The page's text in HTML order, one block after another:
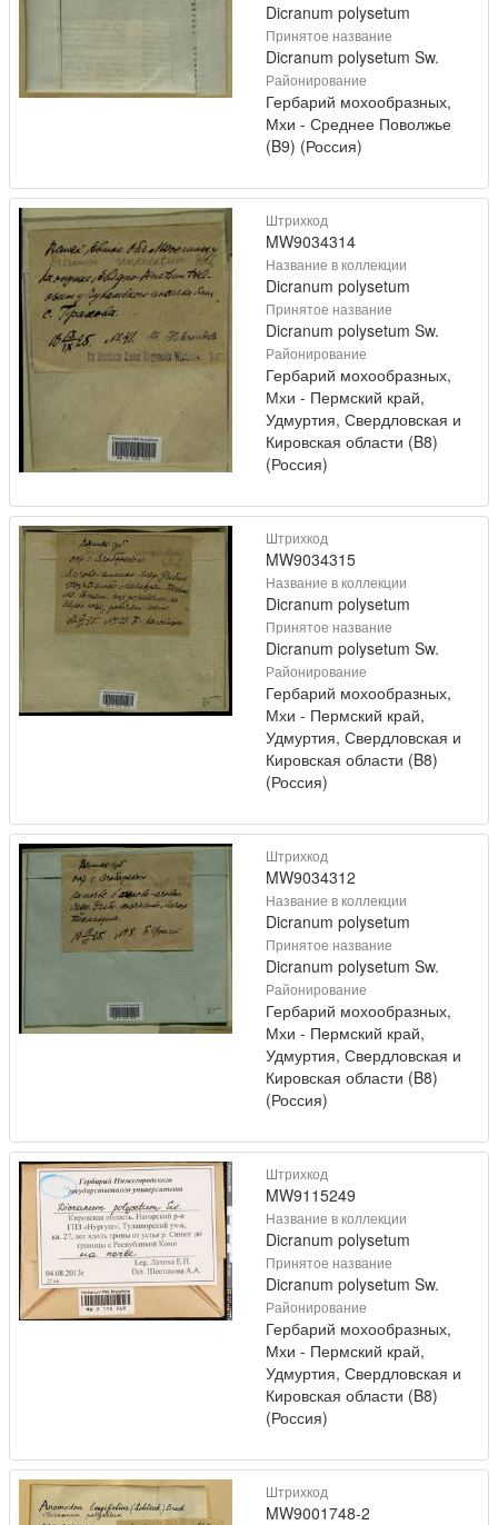
Dicranum polysetum
Принятое название
Dicranum polysetum Sw.
Районирование
Гербарий мохообразных,
Мхи - Среднее Поволжье
(B9) (Россия)
Штрихкод
MW9034314
Название в коллекции
Dicranum polysetum
Принятое название
Dicranum polysetum Sw.
Районирование
Гербарий мохообразных,
Мхи - Пермский край,
Удмуртия, Свердловская и
Кировская области (B8)
(Россия)
Штрихкод
MW9034315
Название в коллекции
Dicranum polysetum
Принятое название
Dicranum polysetum Sw.
Районирование
Гербарий мохообразных,
Мхи - Пермский край,
Удмуртия, Свердловская и
Кировская области (B8)
(Россия)
Штрихкод
MW9034312
Название в коллекции
Dicranum polysetum
Принятое название
Dicranum polysetum Sw.
Районирование
Гербарий мохообразных,
Мхи - Пермский край,
Удмуртия, Свердловская и
Кировская области (B8)
(Россия)
Штрихкод
MW9115249
Название в коллекции
Dicranum polysetum
Принятое название
Dicranum polysetum Sw.
Районирование
Гербарий мохообразных,
Мхи - Пермский край,
Удмуртия, Свердловская и
Кировская области (B8)
(Россия)
Штрихкод
MW9001748-2